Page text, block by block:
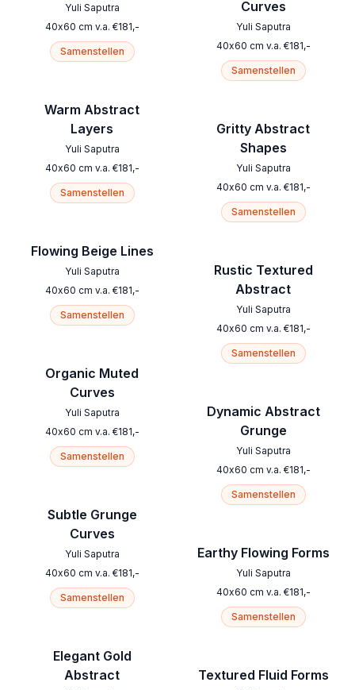
Yuli Saputra
40x60 cm v.a. €181,-
Samenstellen
Warm Abstract
Layers
Yuli Saputra
40x60 cm v.a. €181,-
Samenstellen
Flowing Beige Lines
Yuli Saputra
40x60 cm v.a. €181,-
Samenstellen
Organic Muted
Curves
Yuli Saputra
40x60 cm v.a. €181,-
Samenstellen
Subtle Grunge
Curves
Yuli Saputra
40x60 cm v.a. €181,-
Samenstellen
Elegant Gold
Abstract
Curves
Yuli Saputra
40x60 cm v.a. €181,-
Samenstellen
Gritty Abstract
Shapes
Yuli Saputra
40x60 cm v.a. €181,-
Samenstellen
Rustic Textured
Abstract
Yuli Saputra
40x60 cm v.a. €181,-
Samenstellen
Dynamic Abstract
Grunge
Yuli Saputra
40x60 cm v.a. €181,-
Samenstellen
Earthy Flowing Forms
Yuli Saputra
40x60 cm v.a. €181,-
Samenstellen
Textured Fluid Forms